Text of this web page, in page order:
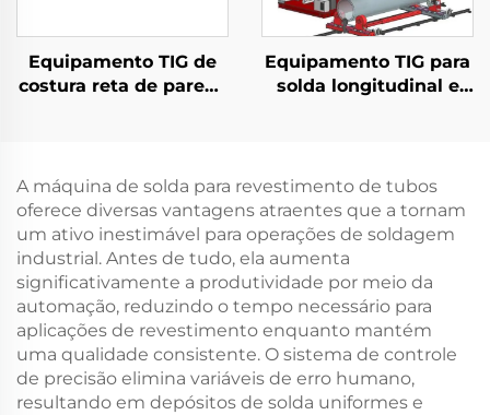
Equipamento TIG de
costura reta de parede
Equipamento TIG para
solda longitudinal e
A máquina de solda para revestimento de tubos
oferece diversas vantagens atraentes que a tornam
um ativo inestimável para operações de soldagem
industrial. Antes de tudo, ela aumenta
significativamente a produtividade por meio da
automação, reduzindo o tempo necessário para
aplicações de revestimento enquanto mantém
uma qualidade consistente. O sistema de controle
de precisão elimina variáveis de erro humano,
resultando em depósitos de solda uniformes e